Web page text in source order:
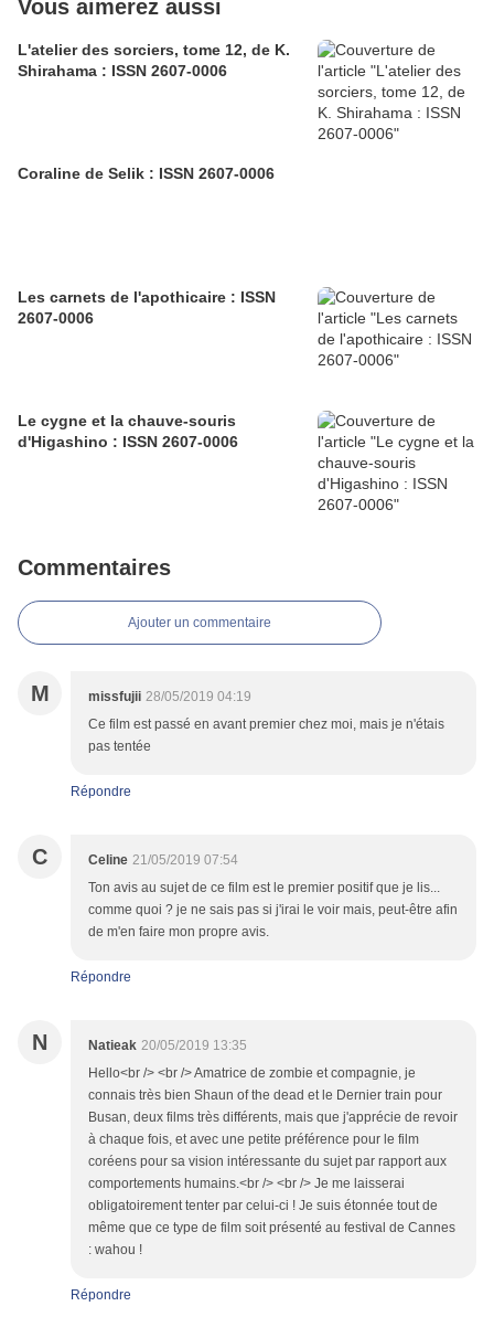
Vous aimerez aussi
L'atelier des sorciers, tome 12, de K.
Shirahama : ISSN 2607-0006
Coraline de Selik : ISSN 2607-0006
Les carnets de l'apothicaire : ISSN
2607-0006
Le cygne et la chauve-souris
d'Higashino : ISSN 2607-0006
Commentaires
Ajouter un commentaire
M missfujii 28/05/2019 04:19
Ce film est passé en avant premier chez moi, mais je n'étais
pas tentée
Répondre
C Celine 21/05/2019 07:54
Ton avis au sujet de ce film est le premier positif que je lis...
comme quoi ? je ne sais pas si j'irai le voir mais, peut-être afin
de m'en faire mon propre avis.
Répondre
N Natieak 20/05/2019 13:35
Hello<br /> <br /> Amatrice de zombie et compagnie, je
connais très bien Shaun of the dead et le Dernier train pour
Busan, deux films très différents, mais que j'apprécie de revoir
à chaque fois, et avec une petite préférence pour le film
coréens pour sa vision intéressante du sujet par rapport aux
comportements humains.<br /> <br /> Je me laisserai
obligatoirement tenter par celui-ci ! Je suis étonnée tout de
même que ce type de film soit présenté au festival de Cannes
: wahou !
Répondre